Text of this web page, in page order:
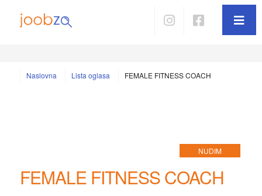
Naslovna Lista oglasa FEMALE FITNESS COACH
NUDIM
FEMALE FITNESS COACH